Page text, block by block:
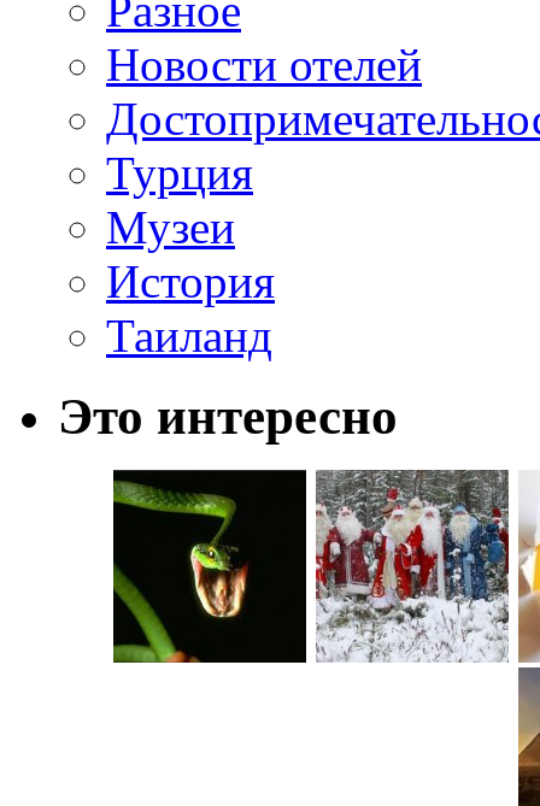
Новости отелей
Турция
Музеи
История
Таиланд
Это интересно